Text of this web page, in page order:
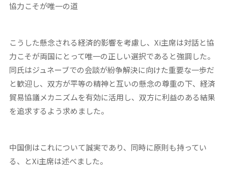
協力こそが唯一の道
こうした懸念される経済的影響を考慮し、Xi主席は対話と協
力こそが両国にとって唯一の正しい選択であると強調した。
同氏はジュネーブでの会談が紛争解決に向けた重要な一歩だ
と歓迎し、双方が平等の精神と互いの懸念の尊重の下、経済
貿易協議メカニズムを有効に活用し、双方に利益のある結果
を追求するよう求めました。
中国側はこれについて誠実であり、同時に原則も持ってい
る、とXi主席は述べました。